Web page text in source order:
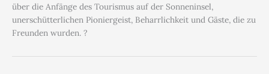
über die Anfänge des Tourismus auf der Sonneninsel,
unerschütterlichen Pioniergeist, Beharrlichkeit und Gäste, die zu
Freunden wurden. ?